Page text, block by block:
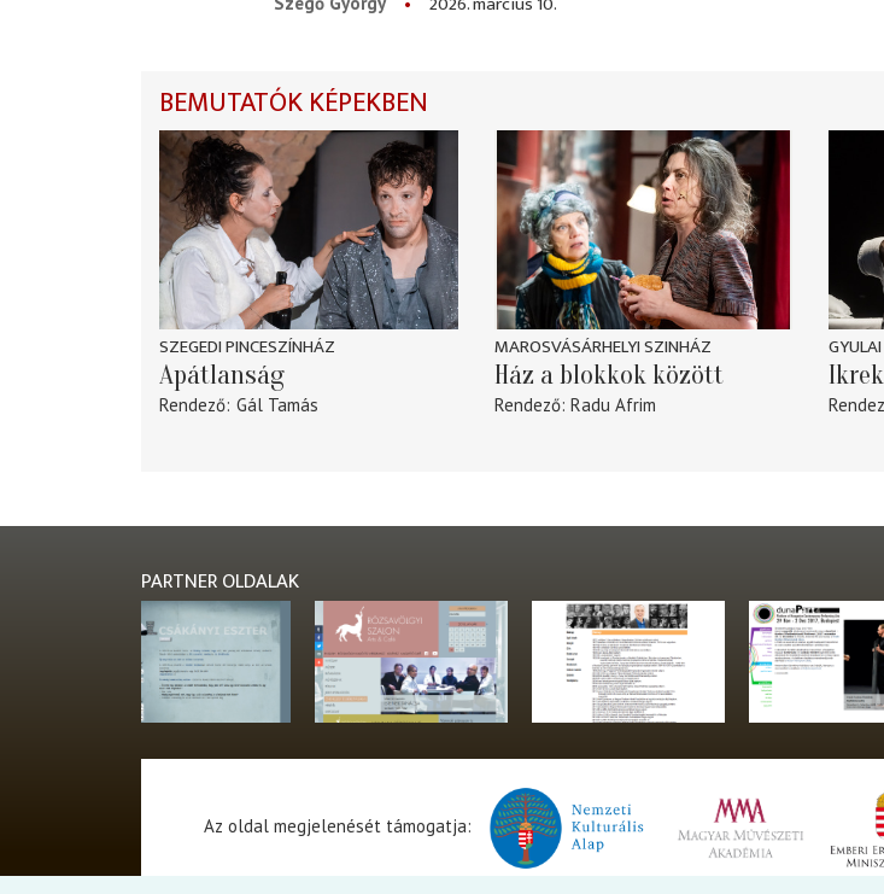
BEMUTATÓK KÉPEKBEN
SZEGEDI PINCESZÍNHÁZ
Apátlanság
Rendező Gál Tamás
MAROSVÁSÁRHELYI SZINHÁZ
Ház a blokkok között
Rendező Radu Afrim
PARTNER OLDALAK
Az oldal megjelenését támogatja: